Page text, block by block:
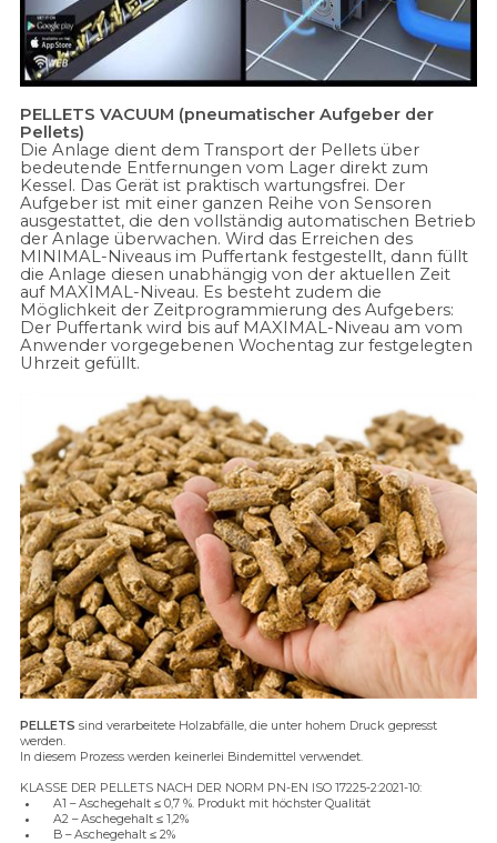
PELLETS VACUUM (pneumatischer Aufgeber der
Pellets)
Die Anlage dient dem Transport der Pellets über
bedeutende Entfernungen vom Lager direkt zum
Kessel. Das Gerät ist praktisch wartungsfrei. Der
Aufgeber ist mit einer ganzen Reihe von Sensoren
ausgestattet, die den vollständig automatischen Betrieb
der Anlage überwachen. Wird das Erreichen des
MINIMAL-Niveaus im Puffertank festgestellt, dann füllt
die Anlage diesen unabhängig von der aktuellen Zeit
auf MAXIMAL-Niveau. Es besteht zudem die
Möglichkeit der Zeitprogrammierung des Aufgebers:
Der Puffertank wird bis auf MAXIMAL-Niveau am vom
Anwender vorgegebenen Wochentag zur festgelegten
Uhrzeit gefüllt.
PELLETS sind verarbeitete Holzabfälle, die unter hohem Druck gepresst
werden.
In diesem Prozess werden keinerlei Bindemittel verwendet.
KLASSE DER PELLETS NACH DER NORM PN-EN ISO 17225-2:2021-10:
A1 – Aschegehalt ≤ 0,7 %. Produkt mit höchster Qualität
A2 – Aschegehalt ≤ 1,2%
B – Aschegehalt ≤ 2%